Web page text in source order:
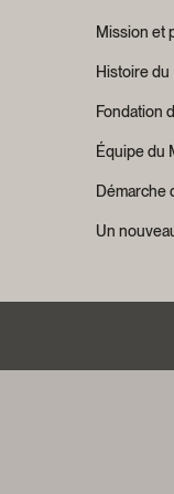
Mission et
Histoire
Fondation
Équipe du
Démarche
Un